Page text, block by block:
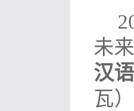
未
汉
瓦